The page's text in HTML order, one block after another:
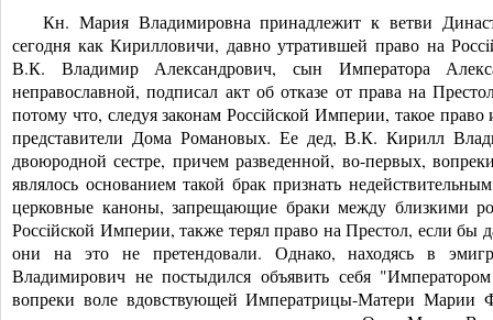
Кн. Мария Владимировна принадлежит к ветви
сегодня как Кирилловичи, давно утратившей право на
В.К. Владимир Александрович, сын Императора
неправославной, подписал акт об отказе от права на
потому что, следуя законам Россiйской Империи, такое
представители Дома Романовых. Ее дед, В.К. Кирилл
двоюродной сестре, причем разведенной, во-первых,
являлось основанием такой брак признать недействительным
церковные каноны, запрещающие браки между близкими
Россiйской Империи, также терял право на Престол, если бы
они на это не претендовали. Однако, находясь в
Владимирович не постыдился объявить себя
вопреки воле вдовствующей Императрицы-Матери Марии